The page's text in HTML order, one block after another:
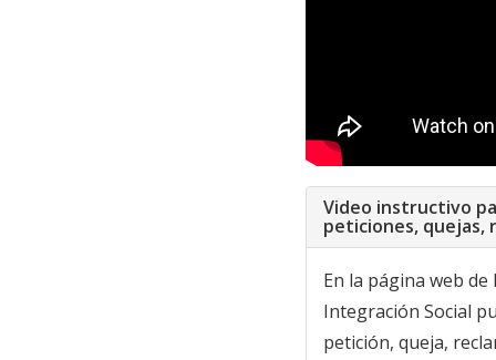
Video instructivo
peticiones, quejas,
En la página web
Integración Social
petición, queja,